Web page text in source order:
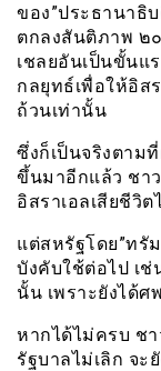
ของ”ประธานาธิ
ตกลงสันติภาพ ๒
เชลยอันเป็นขั้นแ
กลยุทธ์เพื่อให้อิส
ถ้วนเท่านั้น
ซึ่งก็เป็นจริงตาม
ขึ้นมาอีกแล้ว ชา
อิสราเอลเสียชีวิต
แต่สหรัฐโดย”ทรั
บังคับใช้ต่อไป เช่
นั้น เพราะยังได้
หากได้ไม่ครบ ชา
รัฐบาลไม่เลิก จะ